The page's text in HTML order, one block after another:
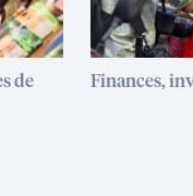
de
Finances,